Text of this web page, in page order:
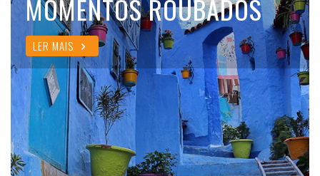
MOMENTOS ROUBADOS
LER MAIS